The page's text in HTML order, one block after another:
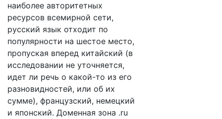
наиболее авторитетных
ресурсов всемирной сети,
русский язык отходит по
популярности на шестое место,
пропуская вперед китайский (в
исследовании не уточняется,
идет ли речь о какой-то из его
разновидностей, или об их
сумме), французский, немецкий
и японский. Доменная зона .ru